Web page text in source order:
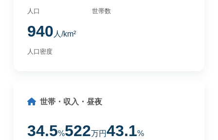
人口 世帯数
940 人/km²
人口密度
世帯・収入・昼夜
34.5%522万円43.1%